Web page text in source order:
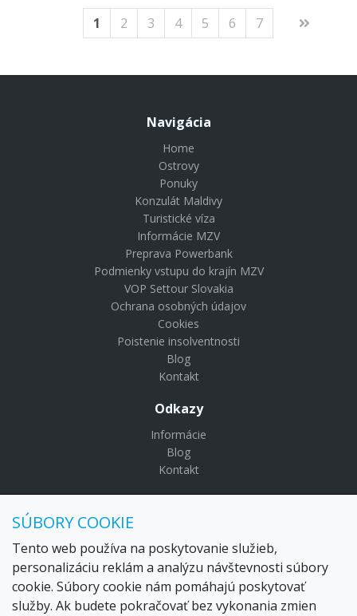
1 2 3 4 5 6 7
Navigácia
Home
Ostrovy
Ponuky
Konzulát Maldivy
Turistické víza
Informácie MZV
Preprava Powerbank
Podmienky vstupu do krajín MZV
VOP Settour Slovakia
Ochrana osobných údajov
Cookies
Poistenie insolventnosti
Blog
Kontakt
Odkazy
Informácie
Blog
Kontakt
Maldivy.sk je značkou
Sídlo:Lazaretská 29, Bratislava 81109
Email:settour@settour.sk
Telefón: 02 529 279 17, 529 328 68-9
IČO: 36179825
SÚBORY COOKIE
Tento web používa na poskytovanie služieb,
personalizáciu reklám a analýzu návštevnosti súbory
cookie. Súbory cookie nám pomáhajú poskytovať
služby. Ak budete pokračovať bez vykonania zmien